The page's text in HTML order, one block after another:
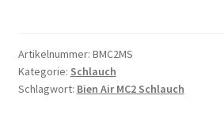
Air
MC2
Motor,
Artikelnummer: BMC2MS
Kategorie: Schlauch
Schlagwort: Bien Air MC2 Schlauch